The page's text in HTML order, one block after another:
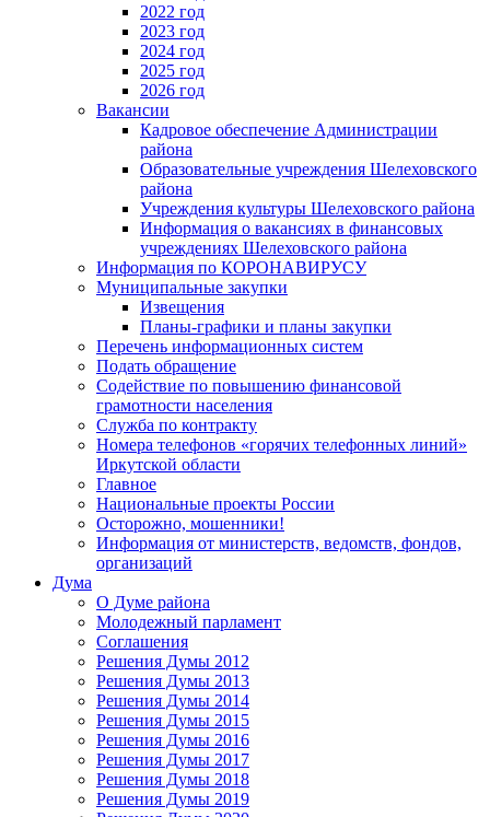
2022 год
2023 год
2024 год
2025 год
2026 год
Вакансии
Кадровое обеспечение Администрации
района
Образовательные учреждения Шелеховского
района
Учреждения культуры Шелеховского района
Информация о вакансиях в финансовых
учреждениях Шелеховского района
Информация по КОРОНАВИРУСУ
Муниципальные закупки
Извещения
Планы-графики и планы закупки
Перечень информационных систем
Подать обращение
Содействие по повышению финансовой
грамотности населения
Служба по контракту
Номера телефонов «горячих телефонных линий»
Иркутской области
Главное
Национальные проекты России
Осторожно, мошенники!
Информация от министерств, ведомств, фондов,
организаций
Дума
О Думе района
Молодежный парламент
Соглашения
Решения Думы 2012
Решения Думы 2013
Решения Думы 2014
Решения Думы 2015
Решения Думы 2016
Решения Думы 2017
Решения Думы 2018
Решения Думы 2019